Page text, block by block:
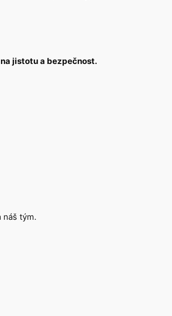
jistotu a bezpečnost.
náš tým.